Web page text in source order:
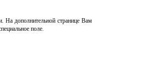
На дополнительной странице Вам
поле.